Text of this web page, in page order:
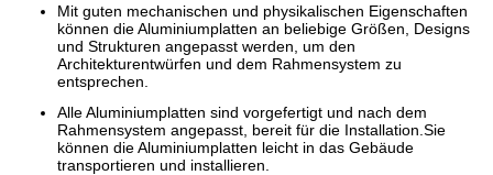
Mit guten mechanischen und physikalischen Eigenschaften
können die Aluminiumplatten an beliebige Größen, Designs
und Strukturen angepasst werden, um den
Architekturentwürfen und dem Rahmensystem zu
entsprechen.
Alle Aluminiumplatten sind vorgefertigt und nach dem
Rahmensystem angepasst, bereit für die Installation.Sie
können die Aluminiumplatten leicht in das Gebäude
transportieren und installieren.